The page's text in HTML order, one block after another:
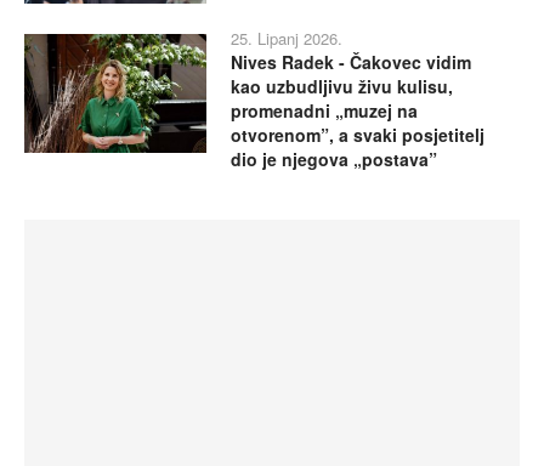
25. Lipanj 2026.
Nives Radek - Čakovec vidim
kao uzbudljivu živu kulisu,
promenadni „muzej na
otvorenom”, a svaki posjetitelj
dio je njegova „postava”